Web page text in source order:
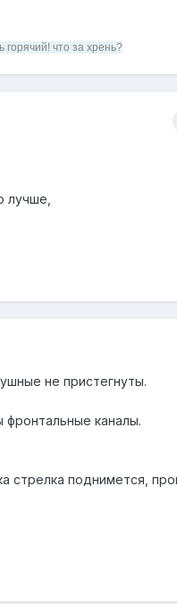
что за хрень?
лучше,
не пристегнуты.
фронтальные каналы.
стрелка поднимется,